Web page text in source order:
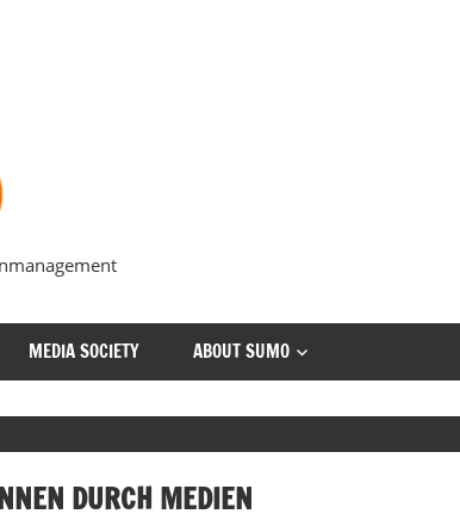
MEDIA SOCIETY ABOUT SUMO
DURCH MEDIEN